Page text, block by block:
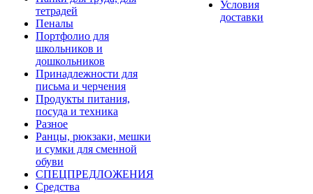
тетрадей
Пеналы
Портфолио для
школьников и
дошкольников
Принадлежности для
письма и черчения
Продукты питания,
посуда и техника
Разное
Ранцы, рюкзаки, мешки
и сумки для сменной
обуви
СПЕЦПРЕДЛОЖЕНИЯ
Средства
Условия
доставки